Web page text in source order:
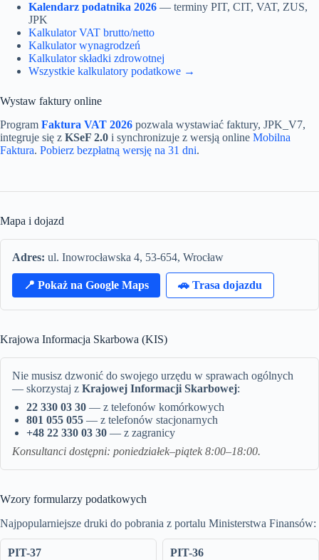
Kalendarz podatnika 2026 — terminy PIT, CIT, VAT, ZUS,
JPK
Kalkulator VAT brutto/netto
Kalkulator wynagrodzeń
Kalkulator składki zdrowotnej
Wszystkie kalkulatory podatkowe →
Wystaw faktury online
Program Faktura VAT 2026 pozwala wystawiać faktury, JPK_V7,
integruje się z KSeF 2.0 i synchronizuje z wersją online Mobilna
Faktura. Pobierz bezpłatną wersję na 31 dni.
Mapa i dojazd
Adres: ul. Inowrocławska 4, 53-654, Wrocław
📍 Pokaż na Google Maps 🚗 Trasa dojazdu
Krajowa Informacja Skarbowa (KIS)
Nie musisz dzwonić do swojego urzędu w sprawach ogólnych
— skorzystaj z Krajowej Informacji Skarbowej:
22 330 03 30 — z telefonów komórkowych
801 055 055 — z telefonów stacjonarnych
+48 22 330 03 30 — z zagranicy
Konsultanci dostępni: poniedziałek–piątek 8:00–18:00.
Wzory formularzy podatkowych
Najpopularniejsze druki do pobrania z portalu Ministerstwa Finansów:
PIT-37 PIT-36